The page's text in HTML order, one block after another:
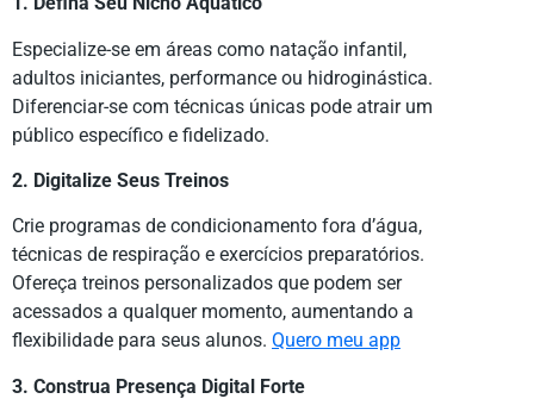
Especialize-se em áreas como natação infantil,
adultos iniciantes, performance ou hidroginástica.
Diferenciar-se com técnicas únicas pode atrair um
público específico e fidelizado.
2. Digitalize Seus Treinos
Crie programas de condicionamento fora d’água,
técnicas de respiração e exercícios preparatórios.
Ofereça treinos personalizados que podem ser
acessados a qualquer momento, aumentando a
flexibilidade para seus alunos. Quero meu app
3. Construa Presença Digital Forte